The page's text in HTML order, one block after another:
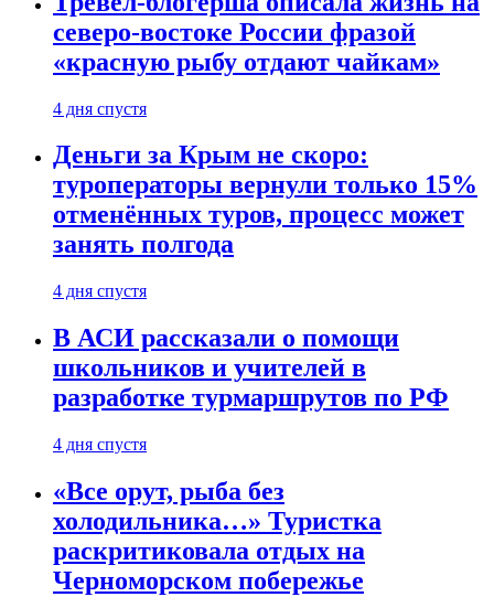
северо-востоке России фразой
«красную рыбу отдают чайкам»
4 дня спустя
Деньги за Крым не скоро:
туроператоры вернули только 15%
отменённых туров, процесс может
занять полгода
4 дня спустя
В АСИ рассказали о помощи
школьников и учителей в
разработке турмаршрутов по РФ
4 дня спустя
«Все орут, рыба без
холодильника…» Туристка
раскритиковала отдых на
Черноморском побережье